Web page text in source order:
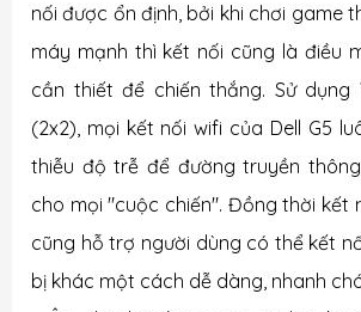
nối được ổn định, bởi khi chơi game
máy mạnh thì kết nối cũng là điều
cần thiết để chiến thắng. Sử dụng
(2x2), mọi kết nối wifi của Dell G5
thiễu độ trễ để đường truyền
cho mọi "cuộc chiến". Đồng thời kết
cũng hỗ trợ người dùng có thể kết
bị khác một cách dễ dàng, nhanh